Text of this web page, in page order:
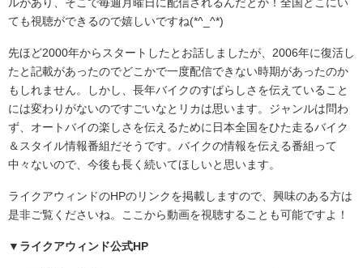
ルがあり、そこで毎週月曜日に配信されるんだとか！全国どこにい
ても視聴ができるので嬉しいですね(*^_^*)
先ほど2000年からスタートしたとお話しましたが、2006年に復活し
たと記載があったのでどこかで一度配信できない時期があったのか
もしれません。しかし、長年バイクのすばらしさを伝えていること
には変わりがないのですごいなとリカは思います。ジャンルは問わ
ず、オートバイの楽しさを伝えるために日本全国をひた走るバイク
＆スタイル情報番組だそうです。バイクの情報を伝える番組って
中々ないので、今後も長く続いてほしいと思います。
ライクアウィンドのHPのリンクを掲載しますので、興味のある方は
是非ご覧くださいね。ここから動画を視聴することも可能ですよ！
▼ライクアウィンド公式HP